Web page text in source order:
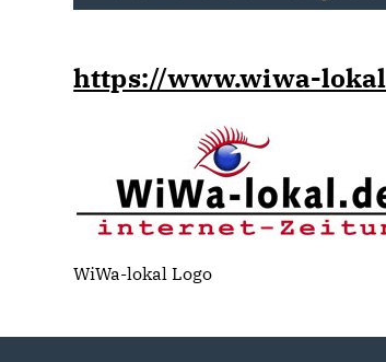
https://www.wiwa-
WiWa-lokal Logo